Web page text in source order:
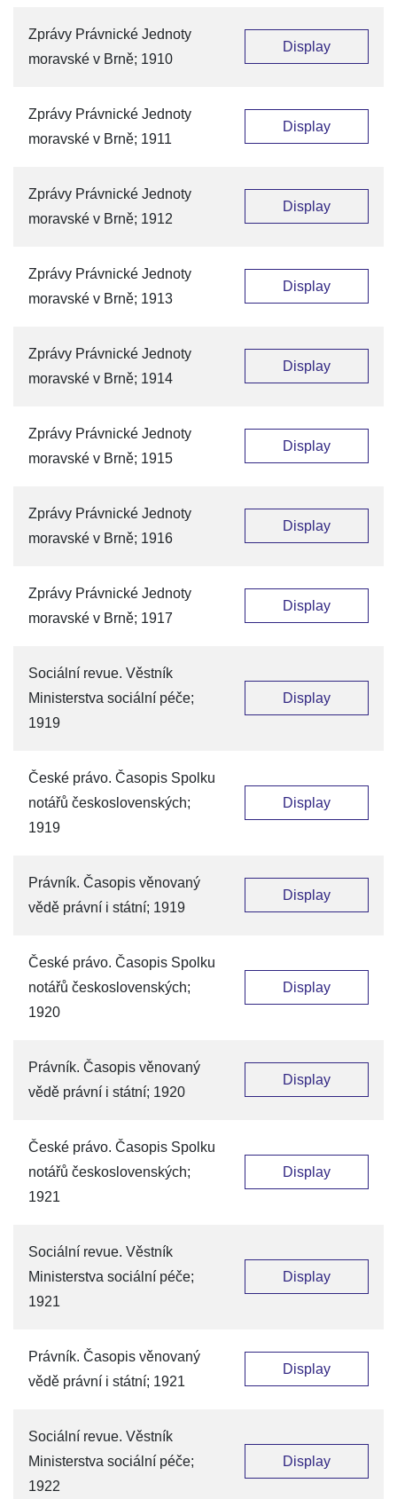
Zprávy Právnické Jednoty
moravské v Brně; 1910
Display
Zprávy Právnické Jednoty
moravské v Brně; 1911
Display
Zprávy Právnické Jednoty
moravské v Brně; 1912
Display
Zprávy Právnické Jednoty
moravské v Brně; 1913
Display
Zprávy Právnické Jednoty
moravské v Brně; 1914
Display
Zprávy Právnické Jednoty
moravské v Brně; 1915
Display
Zprávy Právnické Jednoty
moravské v Brně; 1916
Display
Zprávy Právnické Jednoty
moravské v Brně; 1917
Display
Sociální revue. Věstník
Ministerstva sociální péče;
1919
Display
České právo. Časopis Spolku
notářů československých;
1919
Display
Právník. Časopis věnovaný
vědě právní i státní; 1919
Display
České právo. Časopis Spolku
notářů československých;
1920
Display
Právník. Časopis věnovaný
vědě právní i státní; 1920
Display
České právo. Časopis Spolku
notářů československých;
1921
Display
Sociální revue. Věstník
Ministerstva sociální péče;
1921
Display
Právník. Časopis věnovaný
vědě právní i státní; 1921
Display
Sociální revue. Věstník
Ministerstva sociální péče;
1922
Display